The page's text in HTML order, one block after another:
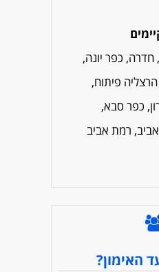
חדרה, כפר יונה,
פיתוח,
כפר סבא,
רמת אביב
האימון?